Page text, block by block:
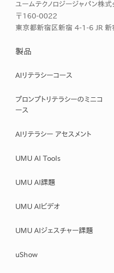
ユームテクノロジージャパン株
〒160-0022
東京都新宿区新宿 4-1-6 JR 新
製品
AIリテラシーコース
プロンプトリテラシーのミニコ
ース
AIリテラシー アセスメント
UMU AI Tools
UMU AI課題
UMU AIビデオ
UMU AIジェスチャー課題
uShow